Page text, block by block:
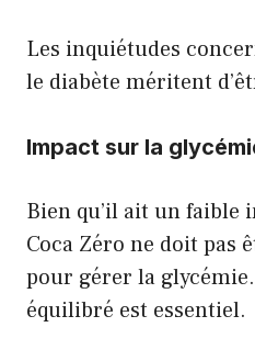
Les inquiétudes
le diabète méritent
Impact sur la
Bien qu’il ait un faible
Coca Zéro ne doit pas
pour gérer la
équilibré est essentiel.